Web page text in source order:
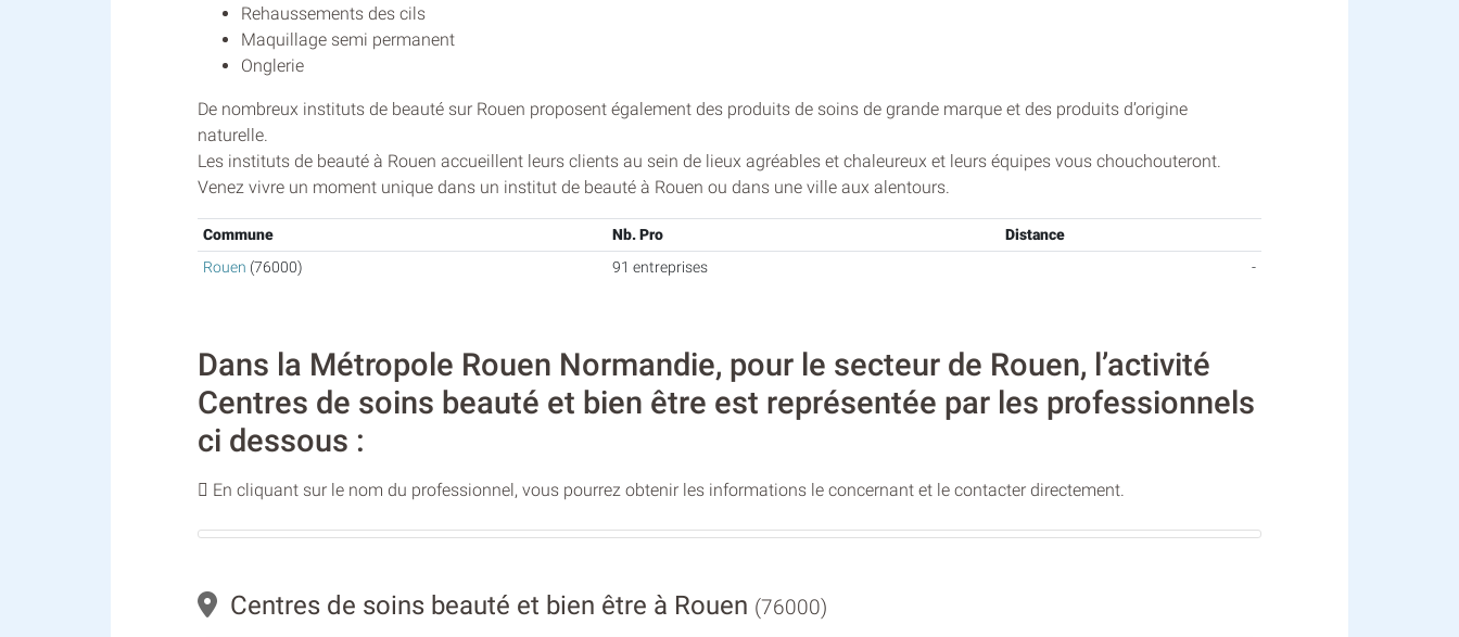
Rehaussements des cils
Maquillage semi permanent
Onglerie
De nombreux instituts de beauté sur Rouen proposent également des produits de soins de grande marque et des produits d’origine
naturelle.
Les instituts de beauté à Rouen accueillent leurs clients au sein de lieux agréables et chaleureux et leurs équipes vous chouchouteront.
Venez vivre un moment unique dans un institut de beauté à Rouen ou dans une ville aux alentours.
Commune Nb. Pro
Distance
Rouen (76000) 91 entreprises -
Dans la Métropole Rouen Normandie, pour le secteur de Rouen, l’activité
Centres de soins beauté et bien être est représentée par les professionnels
ci dessous :
En cliquant sur le nom du professionnel, vous pourrez obtenir les informations le concernant et le contacter directement.
Centres de soins beauté et bien être à Rouen (76000)